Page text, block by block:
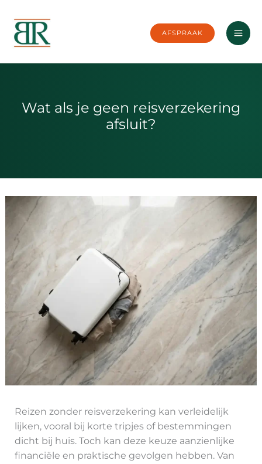
naar
inhoud
AFSPRAAK
Wat als je geen reisverzekering
afsluit?
Reizen zonder reisverzekering kan verleidelijk
lijken, vooral bij korte tripjes of bestemmingen
dicht bij huis. Toch kan deze keuze aanzienlijke
financiële en praktische gevolgen hebben. Van